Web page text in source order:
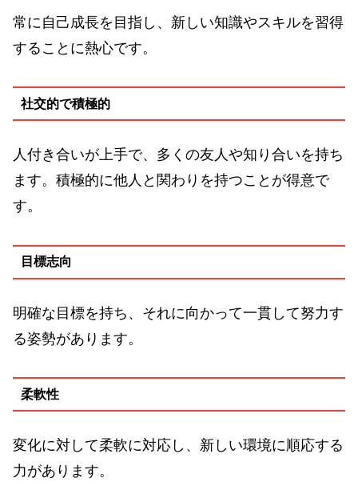
常に自己成長を目指し、新しい知識やスキルを習得
することに熱心です。
社交的で積極的
人付き合いが上手で、多くの友人や知り合いを持ち
ます。積極的に他人と関わりを持つことが得意で
す。
目標志向
明確な目標を持ち、それに向かって一貫して努力す
る姿勢があります。
柔軟性
変化に対して柔軟に対応し、新しい環境に順応する
力があります。